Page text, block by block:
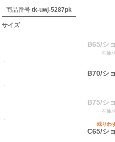
商品番号 tk-uwj-5287pk
サイズ
B65/シ
在庫
B70/シ
B75/シ
在庫
C65/シ
残りわ